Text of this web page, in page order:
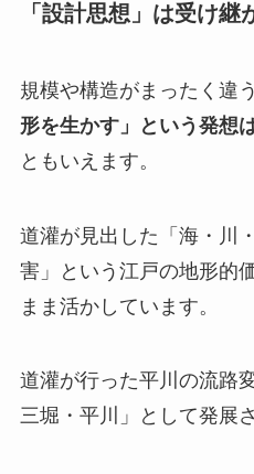
「設計思想」は受け継
規模や構造がまったく違
形を生かす」という発想
ともいえます。
道灌が見出した「海・川
害」という江戸の地形的
まま活かしています。
道灌が行った平川の流路
三堀・平川」として発展